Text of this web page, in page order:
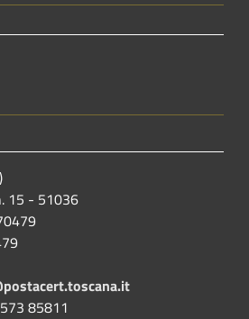
15 - 51036
85811